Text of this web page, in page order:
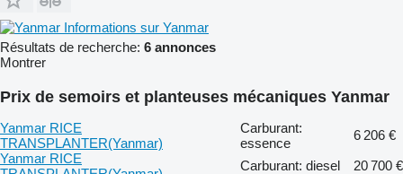
Informations sur Yanmar
Résultats de recherche: 6 annonces
Montrer
Prix de semoirs et planteuses mécaniques Yanmar
Yanmar RICE
TRANSPLANTER(Yanmar)
Carburant:
essence
6 206 €
Yanmar RICE
Carburant: diesel
20 700 €